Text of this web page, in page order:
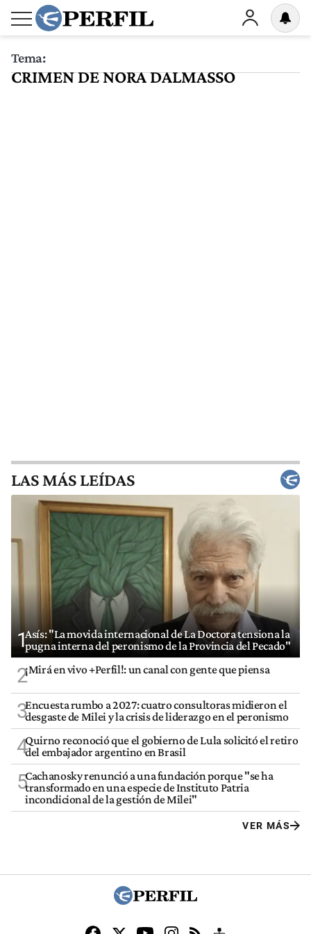
Tema:
CRIMEN DE NORA DALMASSO
LAS MÁS LEÍDAS
1Asís: "La movida internacional de La Doctora tensiona la
pugna interna del peronismo de la Provincia del Pecado"
2¡Mirá en vivo +Perfil!: un canal con gente que piensa
3Encuesta rumbo a 2027: cuatro consultoras midieron el
desgaste de Milei y la crisis de liderazgo en el peronismo
4Quirno reconoció que el gobierno de Lula solicitó el retiro
del embajador argentino en Brasil
5Cachanosky renunció a una fundación porque "se ha
transformado en una especie de Instituto Patria
incondicional de la gestión de Milei"
VER MÁS